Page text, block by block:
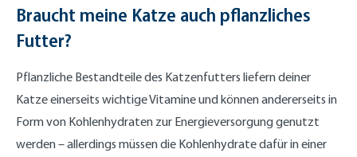
Braucht meine Katze auch pflanzliches
Futter?
Pflanzliche Bestandteile des Katzenfutters liefern deiner
Katze einerseits wichtige Vitamine und können andererseits in
Form von Kohlenhydraten zur Energieversorgung genutzt
werden – allerdings müssen die Kohlenhydrate dafür in einer